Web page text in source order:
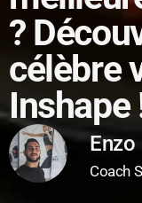
?
célèbre
Inshape
Enzo
Coach